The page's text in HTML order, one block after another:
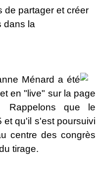
de partager et créer
dans la
Ménard a été
en"live" sur la page
Rappelons que le
et qu'il s'est poursuivi
centre des congrès
tirage.